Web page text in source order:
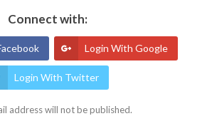
Connect with:
Login With Google
Login With Twitter
address will not be published.